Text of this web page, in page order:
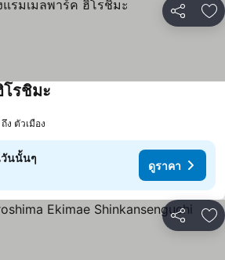
แชร์ เ
โรชิมะ
ง ตัวเมือง
วันนั้นๆ
ดูราคา
แชร์ เ